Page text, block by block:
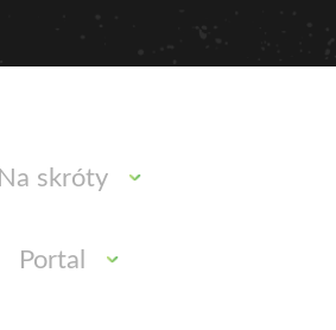
Na skróty
Portal